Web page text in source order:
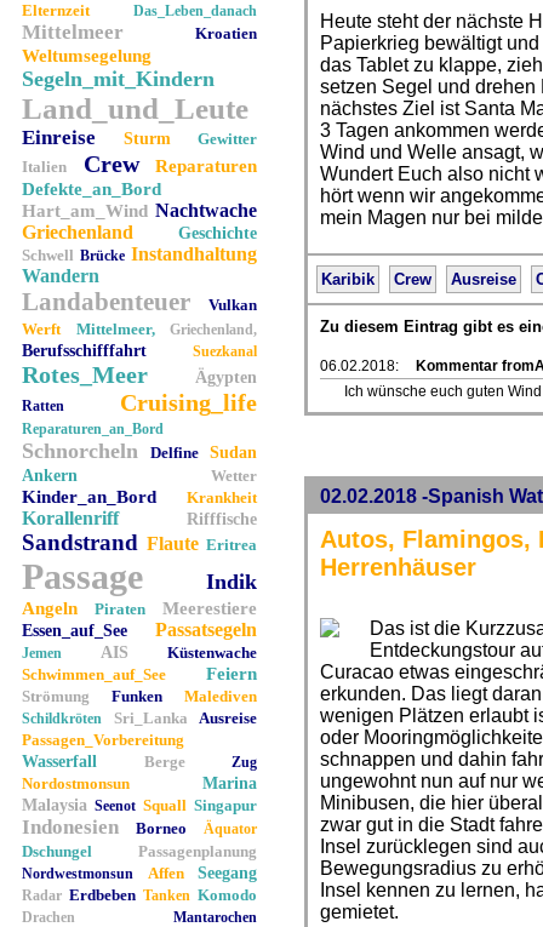
Elternzeit Das_Leben_danach
Mittelmeer Kroatien
Weltumsegelung
Segeln_mit_Kindern
Land_und_Leute
Einreise Sturm
Gewitter
Italien
Crew
Reparaturen
Defekte_an_Bord
Hart_am_Wind Nachtwache
Griechenland
Geschichte
Schwell Brücke Instandhaltung
Wandern
Landabenteuer
Vulkan
Werft
Mittelmeer, Griechenland,
Berufsschifffahrt Suezkanal
Rotes_Meer Ägypten
Ratten Cruising_life
Reparaturen_an_Bord
Schnorcheln Delfine
Sudan
Ankern
Wetter
Kinder_an_Bord Krankheit
Korallenriff Rifffische
Sandstrand Flaute Eritrea
Passage Indik
Angeln Piraten Meerestiere
Essen_auf_See Passatsegeln
Jemen AIS
Küstenwache
Schwimmen_auf_See
Feiern
Strömung Funken Malediven
Schildkröten Sri_Lanka
Ausreise
Passagen_Vorbereitung
Wasserfall
Berge Zug
Nordostmonsun
Marina
Malaysia Seenot Squall Singapur
Indonesien Borneo Äquator
Dschungel Passagenplanung
Nordwestmonsun Affen Seegang
Radar Erdbeben Tanken Komodo
Drachen Mantarochen
Heute steht der nächste
Papierkrieg bewältigt
das Tablet zu klappe,
setzen Segel und drehen
nächstes Ziel ist Santa
3 Tagen ankommen
Wind und Welle ansagt,
Wundert Euch also nicht
hört wenn wir
mein Magen nur bei
Karibik Crew Ausreise
Zu diesem Eintrag gibt es
06.02.2018:
Kommentar
Ich wünsche euch guten
02.02.2018 -Spanish
Autos, Flamingos,
Herrenhäuser
Das ist die
Entdeckungstour
Curacao etwas
erkunden. Das liegt
wenigen Plätzen erlaubt
oder
schnappen und dahin
ungewohnt nun auf nur
Minibusen, die hier
zwar gut in die Stadt
Insel zurücklegen sind
Bewegungsradius zu
Insel kennen zu lernen,
gemietet.